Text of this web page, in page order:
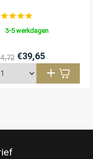
3-5 werkdagen
€39,65